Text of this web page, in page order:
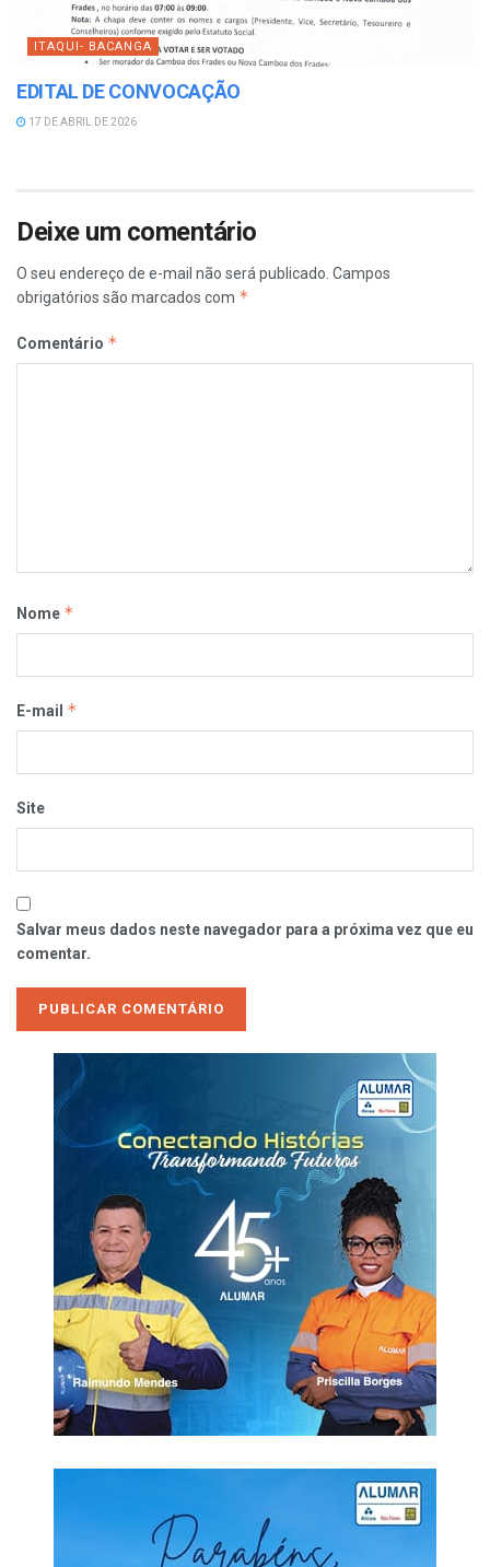
ITAQUI- BACANGA
EDITAL DE CONVOCAÇÃO
17 DE ABRIL DE 2026
Deixe um comentário
O seu endereço de e-mail não será publicado. Campos
obrigatórios são marcados com *
Comentário *
Nome *
E-mail *
Site
Salvar meus dados neste navegador para a próxima vez que eu
comentar.